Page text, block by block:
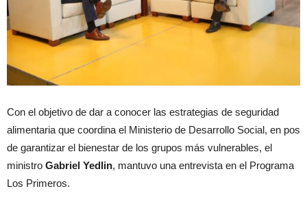
Con el objetivo de dar a conocer las estrategias de seguridad
alimentaria que coordina el Ministerio de Desarrollo Social, en pos
de garantizar el bienestar de los grupos más vulnerables, el
ministro Gabriel Yedlin, mantuvo una entrevista en el Programa
Los Primeros.